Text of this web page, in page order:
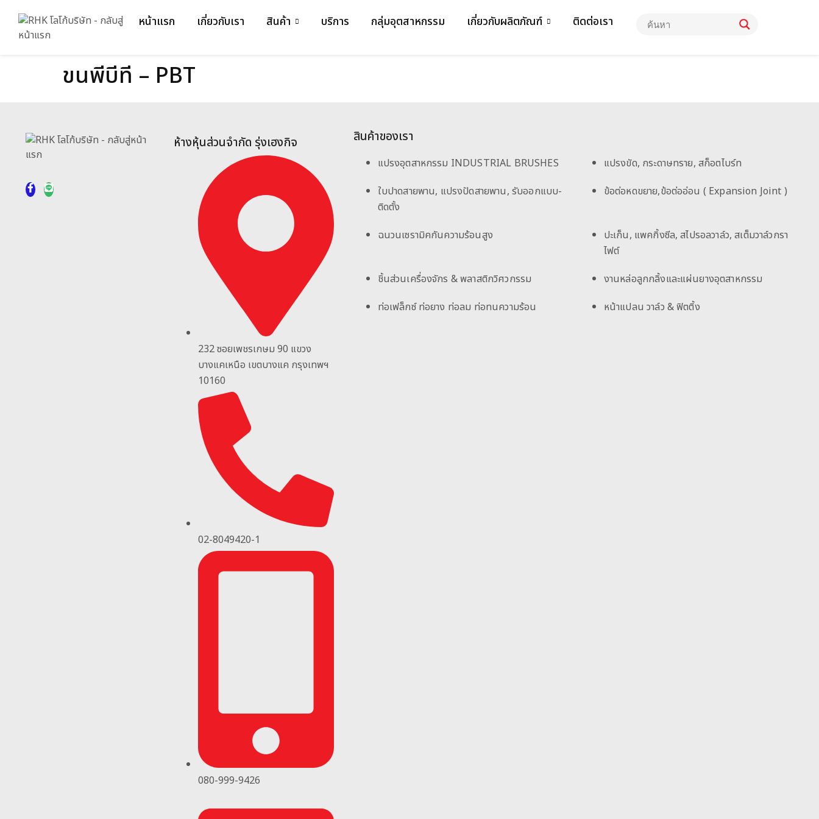
หน้าแรก เกี่ยวกับเรา สินค้า บริการ กลุ่มอุตสาหกรรม เกี่ยวกับผลิตภัณฑ์ ติดต่อเรา
ขนพีบีที – PBT
ห้างหุ้นส่วนจำกัด รุ่งเฮงกิจ
232 ซอยเพชรเกษม 90 แขวง
บางแคเหนือ เขตบางแค กรุงเทพฯ
10160
02-8049420-1
080-999-9426
สินค้าของเรา
แปรงอุตสาหกรรม INDUSTRIAL BRUSHES
แปรงขัด, กระดาษทราย, สก็อตไบร์ท
ใบปาดสายพาน, แปรงปัดสายพาน, รับออกแบบ-
ติดตั้ง
ข้อต่อหดขยาย,ข้อต่ออ่อน ( Expansion Joint )
ฉนวนเซรามิคกันความร้อนสูง
ปะเก็น, แพคกิ้งซีล, สไปรอลวาล์ว, สเต็มวาล์วกรา
ไฟต์
ชิ้นส่วนเครื่องจักร & พลาสติกวิศวกรรม
งานหล่อลูกกลิ้งและแผ่นยางอุตสาหกรรม
ท่อเฟล็กซ์ ท่อยาง ท่อลม ท่อทนความร้อน
หน้าแปลน วาล์ว & ฟิตติ้ง